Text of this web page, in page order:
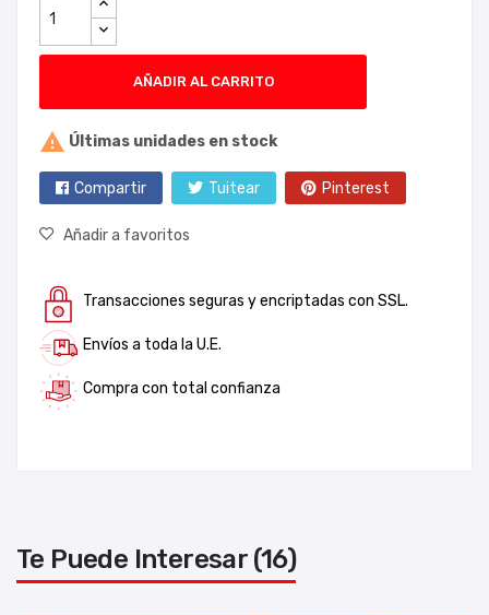
AÑADIR AL CARRITO
 Últimas unidades en stock
Compartir Tuitear Pinterest
Añadir a favoritos
Transacciones seguras y encriptadas con SSL.
Envíos a toda la U.E.
Compra con total confianza
Te Puede Interesar (16)